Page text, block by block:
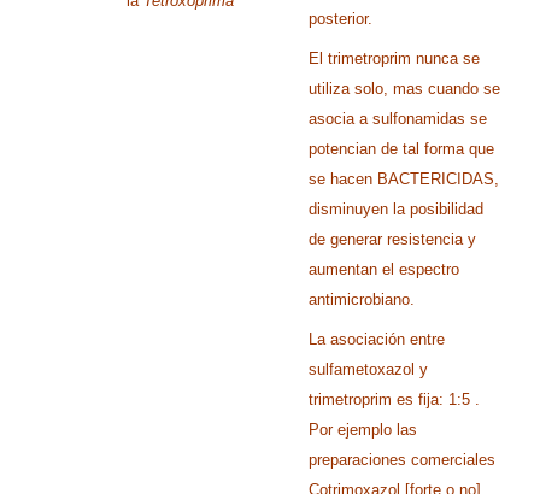
posterior.
El trimetroprim nunca se
utiliza solo, mas cuando se
asocia a sulfonamidas se
potencian de tal forma que
se hacen BACTERICIDAS,
disminuyen la posibilidad
de generar resistencia y
aumentan el espectro
antimicrobiano.
La asociación entre
sulfametoxazol y
trimetroprim es fija: 1:5 .
Por ejemplo las
preparaciones comerciales
Cotrimoxazol [forte o no]